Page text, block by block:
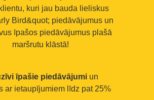
kuri jau bauda lieliskus
Bird&quot; piedāvājumus un
īpašos piedāvājumus plašā
maršrutu klāstā!
īpašie piedāvājumi un
ar ietaupījumiem līdz pat 25%